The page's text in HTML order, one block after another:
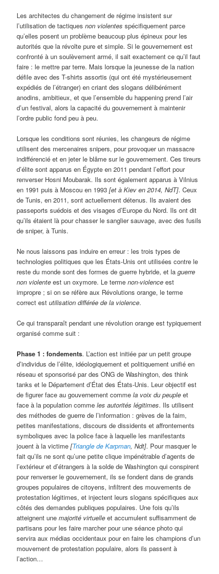
Les architectes du changement de régime insistent sur
l’utilisation de tactiquesnon violentes spécifiquement parce
qu’elles posent un problème beaucoup plus épineux pour les
autorités que la révolte pure et simple. Si le gouvernement est
confronté à un soulèvement armé, il sait exactement ce qu’il faut
faire : le mettre par terre. Mais lorsque la jeunesse de la nation
défile avec des T-shirts assortis (qui ont été mystérieusement
expédiés de l’étranger) en criant des slogans délibérément
anodins, ambitieux, et que l’ensemble du happening prend l’air
d’un festival, alors la capacité du gouvernement à maintenir
l’ordre public fond peu à peu.
Lorsque les conditions sont réunies, les changeurs de régime
utilisent des mercenaires snipers, pour provoquer un massacre
indifférencié et en jeter le blâme sur le gouvernement. Ces tireurs
d’élite sont apparus en Égypte en 2011 pendant l’effort pour
renverser Hosni Moubarak. Ils sont également apparus à Vilnius
en 1991 puis à Moscou en 1993[et à Kiev en 2014, NdT]. Ceux
de Tunis, en 2011, sont actuellement détenus. Ils avaient des
passeports suédois et des visages d’Europe du Nord. Ils ont dit
qu’ils étaient là pour chasser le sanglier sauvage, avec des fusils
de sniper, à Tunis.
Ne nous laissons pas induire en erreur : les trois types de
technologies politiques que les États-Unis ont utilisées contre le
reste du monde sont des formes de guerre hybride, et laguerre
non violente est un oxymore. Le termenon-violence est
impropre ; si on se réfère aux Révolutions orange, le terme
correct estutilisation différée de la violence.
Ce qui transparaît pendant une révolution orange est typiquement
organisé comme suit :
Phase 1 : fondements. L’action est initiée par un petit groupe
d’individus de l’élite, idéologiquement et politiquement unifié en
réseau et sponsorisé par des ONG de Washington, des think
tanks et le Département d’État des États-Unis. Leur objectif est
de figurer face au gouvernement commela voix du peuple et
face à la population commeles autorités légitimes. Ils utilisent
des méthodes de guerre de l’information : grèves de la faim,
petites manifestations, discours de dissidents et affrontements
symboliques avec la police face à laquelle les manifestants
jouent à la victime[Triangle de Karpman, Ndt]. Pour masquer le
fait qu’ils ne sont qu’une petite clique impénétrable d’agents de
l’extérieur et d’étrangers à la solde de Washington qui conspirent
pour renverser le gouvernement, ils se fondent dans de grands
groupes populaires de citoyens, infiltrent des mouvements de
protestation légitimes, et injectent leurs slogans spécifiques aux
côtés des demandes publiques populaires. Une fois qu’ils
atteignent unemajorité virtuelle et accumulent suffisamment de
partisans pour les faire marcher pour une séance photo qui
servira aux médias occidentaux pour en faire les champions d’un
mouvement de protestation populaire, alors ils passent à
l’action…